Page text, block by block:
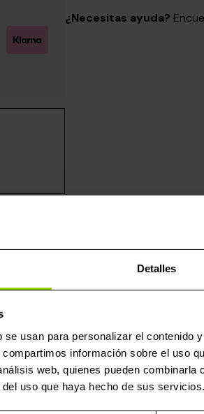
Detalles
usan para personalizar el contenido
información sobre el uso
web, quienes pueden
uso que haya hecho de sus servicios.
¿Necesitas ayuda?
expertos que laboran en el área
programación Alientech KESS3
a la memoria interna de la
banco) al conectarse de manera
no es necesaria la soldadura ni el
necesita el cable de